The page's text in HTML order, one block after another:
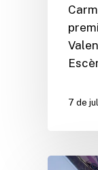
7 de